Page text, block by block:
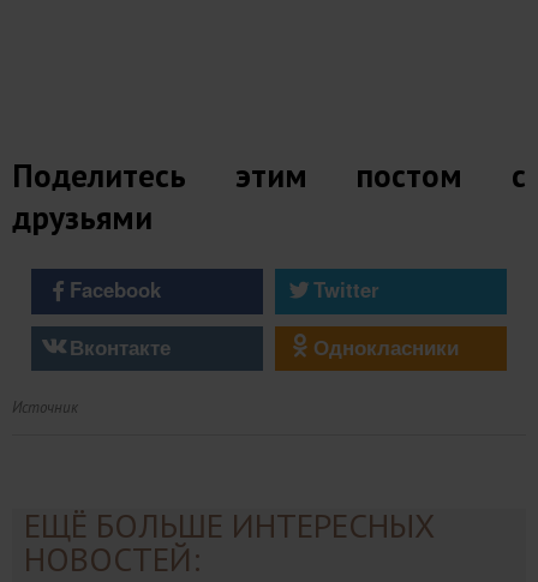
Поделитесь этим постом с
друзьями
Facebook
Twitter
Вконтакте
Однокласники
Источник
ЕЩЁ БОЛЬШЕ ИНТЕРЕСНЫХ
НОВОСТЕЙ: